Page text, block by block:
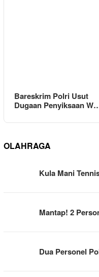
Bareskrim Polri Usut
Dugaan Penyiksaan
OLAHRAGA
Kula Mani
Mantap! 2
Dua Personel